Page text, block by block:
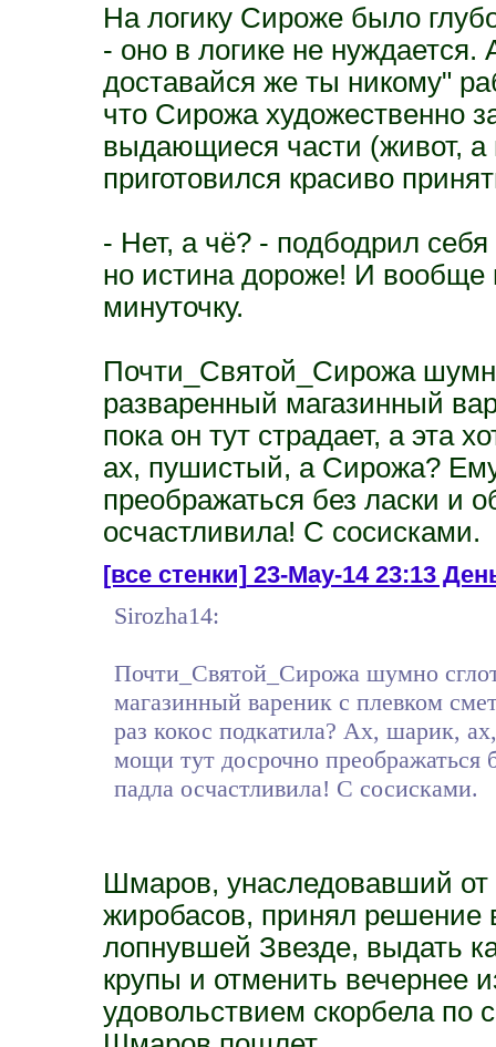
На логику Сироже было
- оно в логике не нуждается.
доставайся же ты никому"
что Сирожа художественно
выдающиеся части (живот, а
приготовился красиво
- Нет, а чё? - подбодрил
но истина дороже! И
минуточку.
Почти_Святой_Сирожа
разваренный магазинный
пока он тут страдает, а эта
ах, пушистый, а Сирожа?
преображаться без ласки и
осчастливила! С сосисками.
[все стенки]23-May-14 23:13
Sirozha14:
Почти_Святой_Сирожа шумно
магазинный вареник с плевком
раз кокос подкатила? Ах, шарик,
мощи тут досрочно преображаться
падла осчастливила! С сосисками.
Шмаров, унаследовавший от
жиробасов, принял решение
лопнувшей Звезде, выдать
крупы и отменить вечернее
удовольствием скорбела по